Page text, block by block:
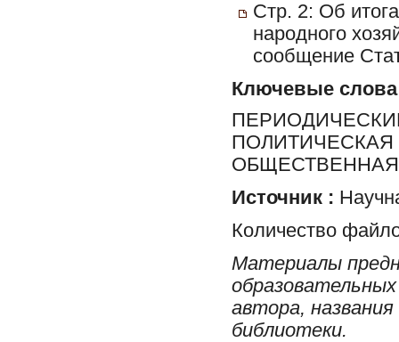
Стр. 2: Об
народного
сообщение
Ключевые слова
Источник :
Количество
Материалы
автора,
библиотеки.